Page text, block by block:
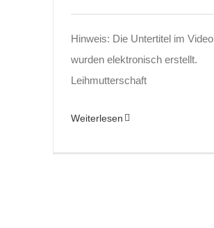
Hinweis: Die Untertitel im Video
wurden elektronisch erstellt.
Leihmutterschaft
Weiterlesen